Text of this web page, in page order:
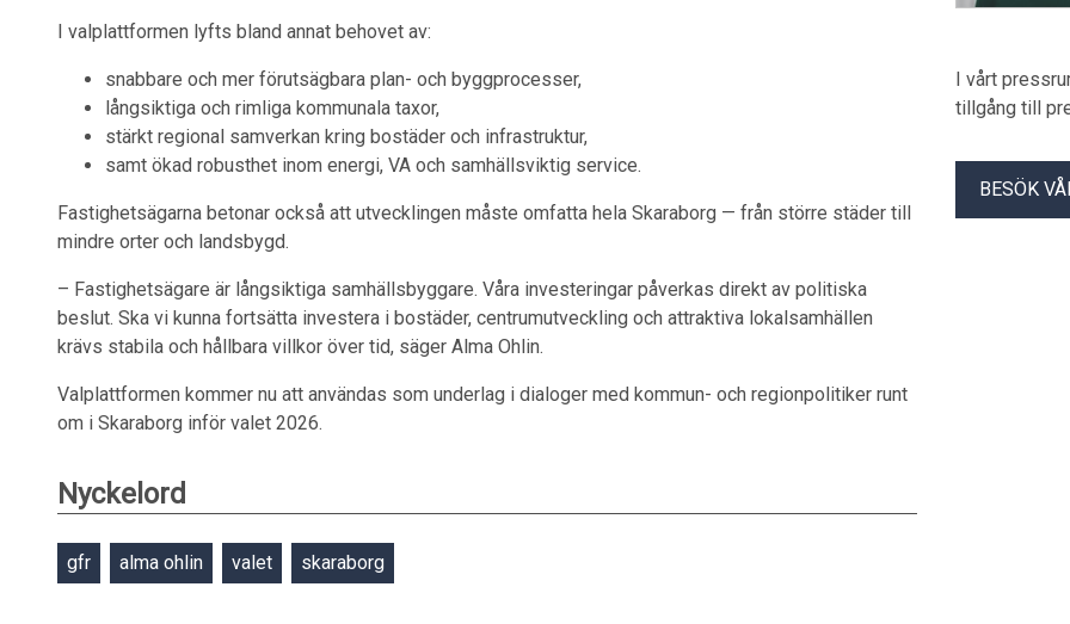
I valplattformen lyfts bland annat behovet av:
snabbare och mer förutsägbara plan- och byggprocesser,
långsiktiga och rimliga kommunala taxor,
stärkt regional samverkan kring bostäder och infrastruktur,
samt ökad robusthet inom energi, VA och samhällsviktig service.
Fastighetsägarna betonar också att utvecklingen måste omfatta hela Skaraborg — från större städer till
mindre orter och landsbygd.
– Fastighetsägare är långsiktiga samhällsbyggare. Våra investeringar påverkas direkt av politiska
beslut. Ska vi kunna fortsätta investera i bostäder, centrumutveckling och attraktiva lokalsamhällen
krävs stabila och hållbara villkor över tid, säger Alma Ohlin.
Valplattformen kommer nu att användas som underlag i dialoger med kommun- och regionpolitiker runt
om i Skaraborg inför valet 2026.
Nyckelord
gfr alma ohlin valet skaraborg
I vårt
tillgång till
BESÖK